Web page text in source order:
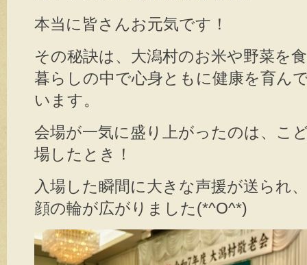
本当に皆さんお元気です！
その秘訣は、大潟村のお米や野菜を
暮らしの中で心身ともに健康を育ん
います。
会場が一気に盛り上がったのは、こ
場したとき！
入場した瞬間に大きな声援が送られ
顔の輪が広がりました(*^O^*)